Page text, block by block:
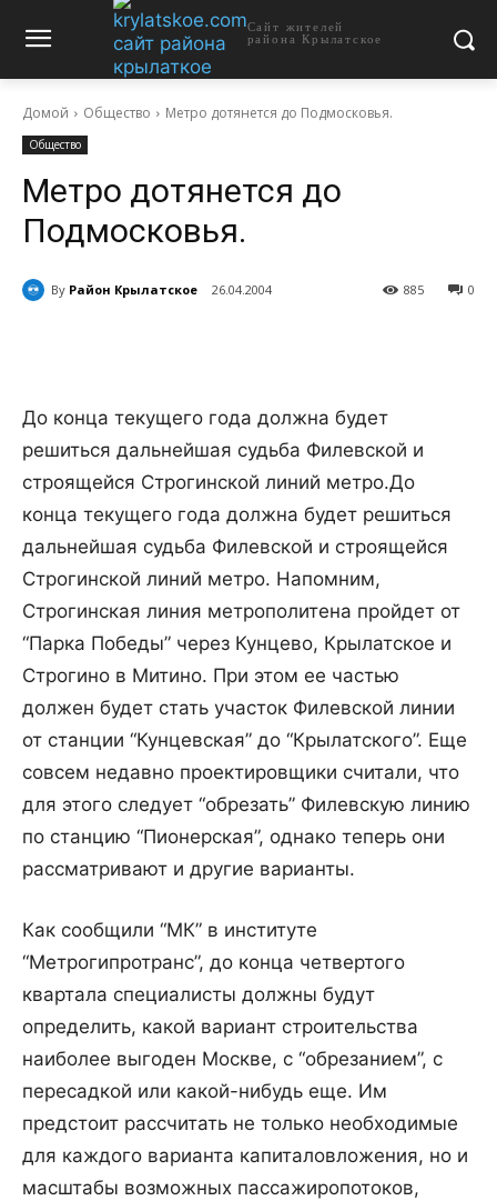
Сайт жителей
района Крылатское
Домой Общество Метро дотянется до Подмосковья.
Общество
Метро дотянется до
Подмосковья.
By Район Крылатское 26.04.2004 0
885
До конца текущего года должна будет
решиться дальнейшая судьба Филевской и
строящейся Строгинской линий метро.До
конца текущего года должна будет решиться
дальнейшая судьба Филевской и строящейся
Строгинской линий метро. Напомним,
Строгинская линия метрополитена пройдет от
“Парка Победы” через Кунцево, Крылатское и
Строгино в Митино. При этом ее частью
должен будет стать участок Филевской линии
от станции “Кунцевская” до “Крылатского”. Еще
совсем недавно проектировщики считали, что
для этого следует “обрезать” Филевскую линию
по станцию “Пионерская”, однако теперь они
рассматривают и другие варианты.
Как сообщили “МК” в институте
“Метрогипротранс”, до конца четвертого
квартала специалисты должны будут
определить, какой вариант строительства
наиболее выгоден Москве, с “обрезанием”, с
пересадкой или какой-нибудь еще. Им
предстоит рассчитать не только необходимые
для каждого варианта капиталовложения, но и
масштабы возможных пассажиропотоков,